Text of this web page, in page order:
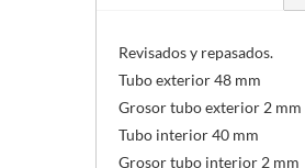
Revisados y repasados.
Tubo exterior 48 mm
Grosor tubo exterior 2 mm
Tubo interior 40 mm
Grosor tubo interior 2 mm